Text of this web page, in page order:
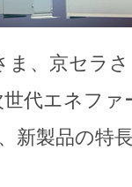
ま、京セラ
代エネファ
新製品の特